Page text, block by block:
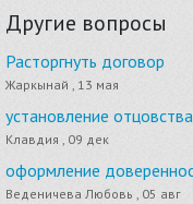
Другие вопросы
Расторгнуть договор
Жаркынай , 13 мая
установление
Клавдия , 09 дек
оформление
Веденичева Любовь , 05 авг